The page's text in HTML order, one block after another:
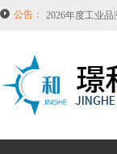
公告：
关于LUX旋转接
美国RINCON